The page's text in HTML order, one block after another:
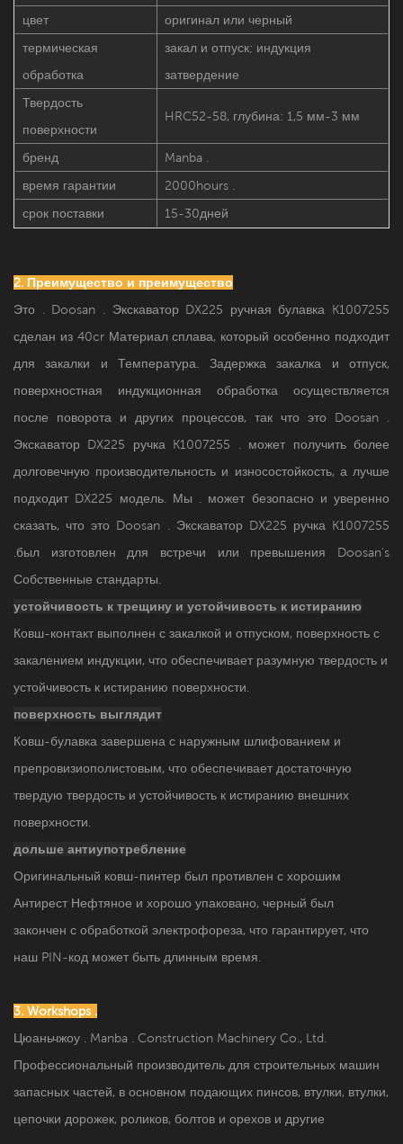
цвет
оригинал или черный
термическая
обработка
закал и отпуск; индукция
затвердение
Твердость
поверхности
HRC52-58, глубина: 1,5 мм-3 мм
бренд
Manba .
время гарантии
2000hours .
срок поставки
15-30дней
2. Преимущество и преимущество
Это . Doosan . Экскаватор DX225 ручная булавка K1007255
сделан из 40cr Материал сплава, который особенно подходит
для закалки и Температура. Задержка закалка и отпуск,
поверхностная индукционная обработка осуществляется
после поворота и других процессов, так что это Doosan .
Экскаватор DX225 ручка K1007255 .
может получить более
долговечную производительность и износостойкость, а лучше
подходит DX225 модель. Мы . может безопасно и уверенно
сказать, что это Doosan . Экскаватор DX225 ручка K1007255
был изготовлен для встречи или превышения Doosan's
Собственные стандарты.
устойчивость к трещину и устойчивость к истиранию
Ковш-контакт выполнен с закалкой и отпуском, поверхность с
закалением индукции, что обеспечивает разумную твердость и
устойчивость к истиранию поверхности.
поверхность выглядит
Ковш-булавка завершена с наружным шлифованием и
препровизиополистовым, что обеспечивает достаточную
твердую твердость и устойчивость к истиранию внешних
поверхности.
дольше антиупотребление
Оригинальный ковш-пинтер был противлен с хорошим
Антирест Нефтяное и хорошо упаковано, черный был
закончен с обработкой электрофореза, что гарантирует, что
наш PIN-код может быть длинным время.
3. Workshops .
Цюаньчжоу . Manba . Construction Machinery Co., Ltd.
Профессиональный производитель для строительных машин
запасных частей, в основном подающих пинсов, втулки, втулки,
цепочки дорожек, роликов, болтов и орехов и другие